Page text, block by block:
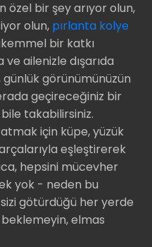
özel bir şey arıyor olun,
olun, pırlanta kolye
bir katkı
ailenizle dışarıda
görünümünüzün
geçireceğiniz bir
takabilirsiniz.
için küpe, yüzük
eşleştirerek
hepsini mücevher
yok - neden bu
götürdüğü her yerde
elmas